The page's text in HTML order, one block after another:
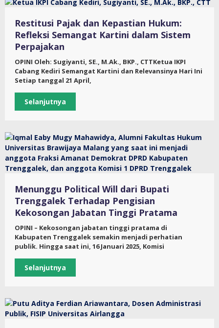
Restitusi Pajak dan Kepastian Hukum:
Refleksi Semangat Kartini dalam Sistem
Perpajakan
OPINI Oleh: Sugiyanti, SE., M.Ak., BKP., CTTKetua IKPI
Cabang Kediri Semangat Kartini dan Relevansinya Hari Ini
Setiap tanggal 21 April,
Selanjutnya
Menunggu Political Will dari Bupati
Trenggalek Terhadap Pengisian
Kekosongan Jabatan Tinggi Pratama
OPINI – Kekosongan jabatan tinggi pratama di
Kabupaten Trenggalek semakin menjadi perhatian
publik. Hingga saat ini, 16 Januari 2025, Komisi
Selanjutnya